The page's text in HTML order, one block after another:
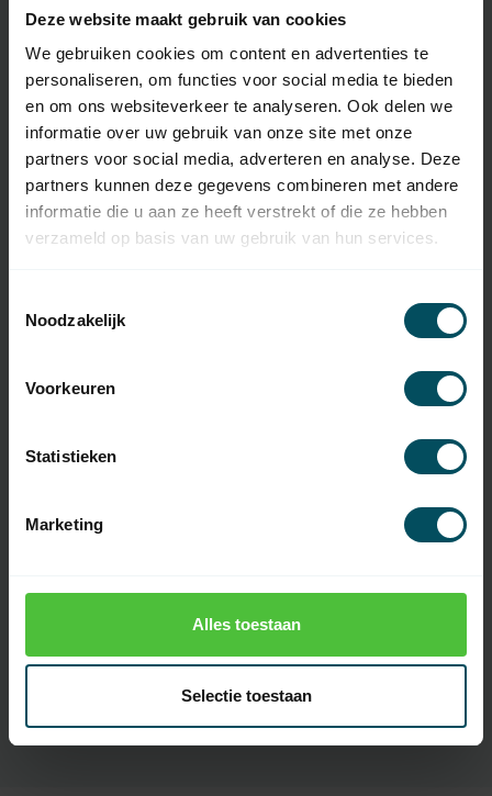
Deze website maakt gebruik van cookies
We gebruiken cookies om content en advertenties te
personaliseren, om functies voor social media te bieden
en om ons websiteverkeer te analyseren. Ook delen we
informatie over uw gebruik van onze site met onze
partners voor social media, adverteren en analyse. Deze
partners kunnen deze gegevens combineren met andere
informatie die u aan ze heeft verstrekt of die ze hebben
verzameld op basis van uw gebruik van hun services.
Noodzakelijk
Voorkeuren
Statistieken
Marketing
Alles toestaan
Selectie toestaan
EAN Code 7432257968926
SKU DD-1802
Type handzender originele afstandsbediening
Frequentie 433 MHz
Inclusief
Type Batterij
batterij(en)
Display